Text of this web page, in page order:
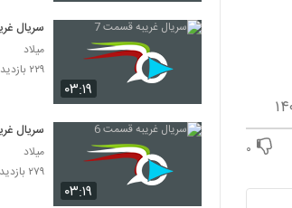
۰
۰۳:۱۹
سریال
میلاد
۲۲۹ بازدید
۰۳:۱۹
سریال
میلاد
۲۷۹ بازدید